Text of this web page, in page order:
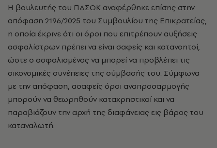
Η βουλευτής του ΠΑΣΟΚ αναφέρθηκε επίσης στην
απόφαση 2196/2025 του Συμβουλίου της Επικρατείας,
η οποία έκρινε ότι οι όροι που επιτρέπουν αυξήσεις
ασφαλίστρων πρέπει να είναι σαφείς και κατανοητοί,
ώστε ο ασφαλισμένος να μπορεί να προβλέπει τις
οικονομικές συνέπειες της σύμβασής του. Σύμφωνα
με την απόφαση, ασαφείς όροι αναπροσαρμογής
μπορούν να θεωρηθούν καταχρηστικοί και να
παραβιάζουν την αρχή της διαφάνειας εις βάρος του
καταναλωτή.